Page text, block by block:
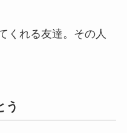
くれる友達。その人
う